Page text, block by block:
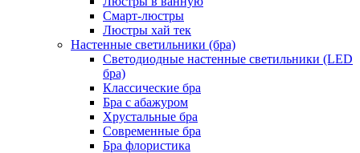
Смарт-люстры
Люстры хай тек
Настенные светильники (бра)
Светодиодные настенные светильники (LED
бра)
Классические бра
Бра с абажуром
Хрустальные бра
Современные бра
Бра флористика